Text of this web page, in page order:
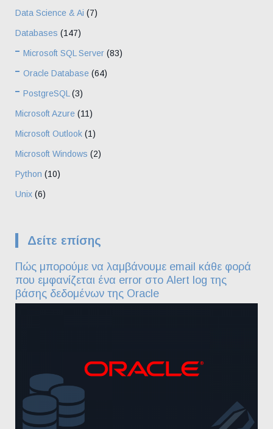
Data Science & Ai (7)
Databases (147)
Microsoft SQL Server (83)
Oracle Database (64)
PostgreSQL (3)
Microsoft Azure (11)
Microsoft Outlook (1)
Microsoft Windows (2)
Python (10)
Unix (6)
Δείτε επίσης
Πώς μπορούμε να λαμβάνουμε email κάθε φορά
που εμφανίζεται ένα error στο Alert log της
βάσης δεδομένων της Oracle